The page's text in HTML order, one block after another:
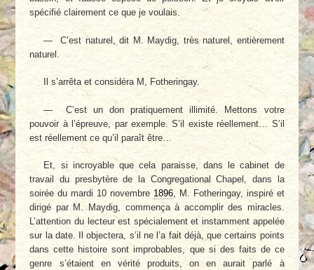
spécifié clairement ce que je voulais.
— C’est naturel, dit M. Maydig, très natu­rel, entièrement
naturel.
Il s’arrêta et considéra M, Fotheringay.
— C’est un don pratiquement illimité. Met­tons votre
pouvoir à l’épreuve, par exemple. S’il existe réellement… S’il
est réellement ce qu’il paraît être…
Et, si incroyable que cela paraisse, dans le cabinet de
travail du presbytère de la Congre­gational Chapel, dans la
soirée du mardi 10 novembre 1896, M. Fotheringay, inspiré et
dirigé par M. Maydig, commença à accomplir des miracles.
L’attention du lecteur est spécia­lement et instamment appelée
sur la date. Il objectera, s’il ne l’a fait déjà, que certains points
dans cette histoire sont improbables, que si des faits de ce
genre s’étaient en vérité produits, on en aurait parlé à